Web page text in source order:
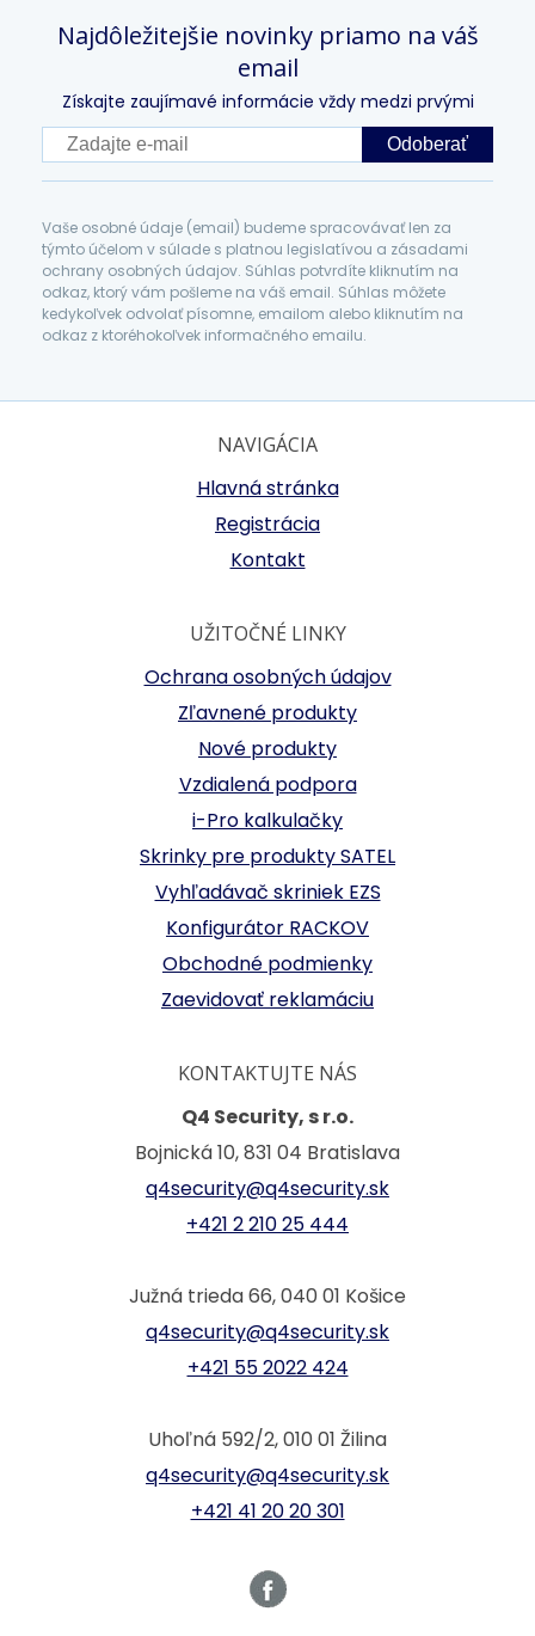
Najdôležitejšie novinky priamo na váš
email
Získajte zaujímavé informácie vždy medzi prvými
Odoberať
Vaše osobné údaje (email) budeme spracovávať len za
týmto účelom v súlade s platnou legislatívou a zásadami
ochrany osobných údajov. Súhlas potvrdíte kliknutím na
odkaz, ktorý vám pošleme na váš email. Súhlas môžete
kedykoľvek odvolať písomne, emailom alebo kliknutím na
odkaz z ktoréhokoľvek informačného emailu.
NAVIGÁCIA
Hlavná stránka
Registrácia
Kontakt
UŽITOČNÉ LINKY
Ochrana osobných údajov
Zľavnené produkty
Nové produkty
Vzdialená podpora
i-Pro kalkulačky
Skrinky pre produkty SATEL
Vyhľadávač skriniek EZS
Konfigurátor RACKOV
Obchodné podmienky
Zaevidovať reklamáciu
KONTAKTUJTE NÁS
Q4 Security, s r.o.
Bojnická 10, 831 04 Bratislava
q4security@q4security.sk
+421 2 210 25 444
Južná trieda 66, 040 01 Košice
q4security@q4security.sk
+421 55 2022 424
Uhoľná 592/2, 010 01 Žilina
q4security@q4security.sk
+421 41 20 20 301